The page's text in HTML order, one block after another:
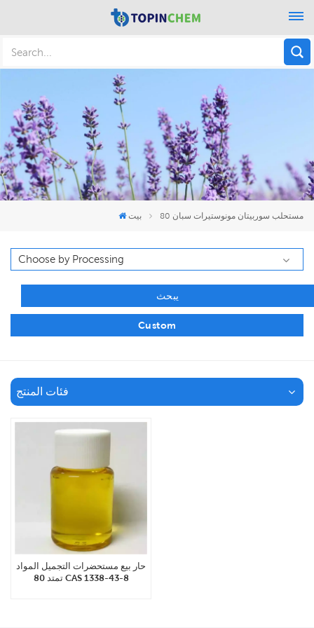
بيت مستحلب سوربيتان مونوستيرات سبان 80
يبحث
Custom
فئات المنتج
حار بيع مستحضرات التجميل المواد
تمتد 80 CAS 1338-43-8